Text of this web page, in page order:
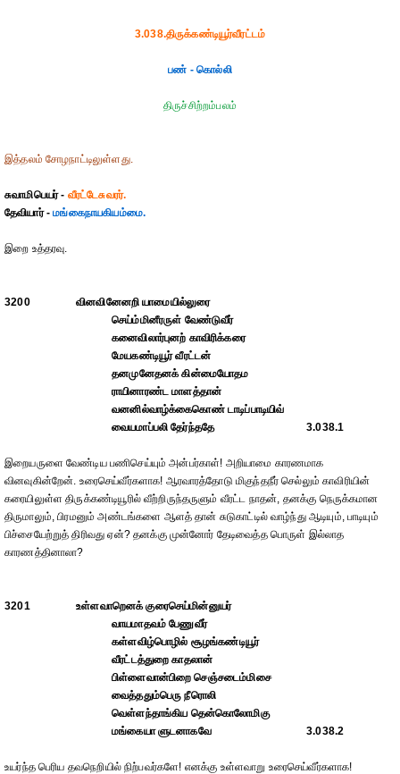
3.038.திருக்கண்டியூர்வீரட்டம்
பண் - கொல்லி
திருச்சிற்றம்பலம்
இத்தலம் சோழநாட்டிலுள்ளது.
சுவாமிபெயர் - வீரட்டேசுவரர்.
தேவியார் -மங்கைநாயகியம்மை.
இறை உத்தரவு.
3200
வினவினேனறி யாமையில்லுரை
செய்ம்மினீரருள் வேண்டுவீர்
கனைவிலார்புனற் காவிரிக்கரை
மேயகண்டியூர் வீரட்டன்
தனமுனேதனக் கின்மையோதம
ராயினாரண்ட மாளத்தான்
வனனில்வாழ்க்கைகொண் டாடிப்பாடியிவ்
வையமாப்பலி தேர்ந்ததே
3.038.1
இறையருளை வேண்டிய பணிசெய்யும் அன்பர்காள்! அறியாமை காரணமாக
வினவுகின்றேன். உரைசெய்வீர்களாக! ஆரவாரத்தோடு மிகுந்தநீர் செல்லும் காவிரியின்
கரையிலுள்ள திருக்கண்டியூரில் வீற்றிருந்தருளும் வீரட்ட நாதன், தனக்கு நெருக்கமான
திருமாலும், பிரமனும் அண்டங்களை ஆளத் தான் சுடுகாட்டில் வாழ்ந்து ஆடியும், பாடியும்
பிச்சையேற்றுத் திரிவது ஏன்? தனக்கு முன்னோர் தேடிவைத்த பொருள் இல்லாத
காரணத்தினாலா?
3201
உள்ளவாறெனக் குரைசெய்மின்னுயர்
வாயமாதவம் பேணுவீர்
கள்ளவிழ்பொழில் சூழங்கண்டியூர்
வீரட்டத்துறை காதலான்
பிள்ளைவான்பிறை செஞ்சடைம்மிசை
வைத்ததும்பெரு நீரொலி
வெள்ளந்தாங்கிய தென்கொலோமிகு
மங்கையா ளுடனாகவே
3.038.2
உயர்ந்த பெரிய தவநெறியில் நிற்பவர்களே! எனக்கு உள்ளவாறு உரைசெய்வீர்களாக!